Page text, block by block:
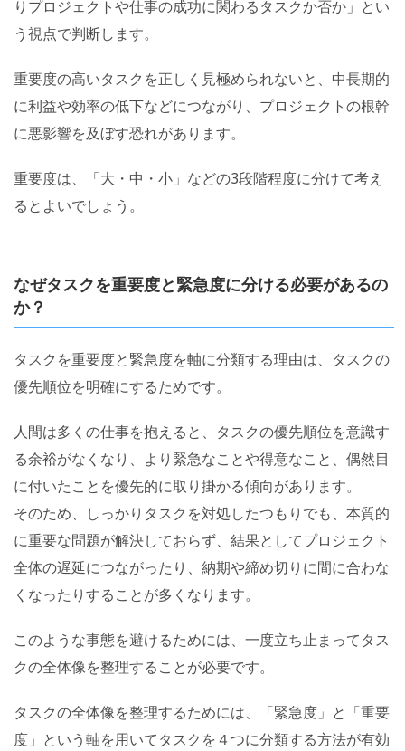
りプロジェクトや仕事の成功に関わるタスクか否か」とい
う視点で判断します。
重要度の高いタスクを正しく見極められないと、中長期的
に利益や効率の低下などにつながり、プロジェクトの根幹
に悪影響を及ぼす恐れがあります。
重要度は、「大・中・小」などの3段階程度に分けて考え
るとよいでしょう。
なぜタスクを重要度と緊急度に分ける必要があるの
か？
タスクを重要度と緊急度を軸に分類する理由は、タスクの
優先順位を明確にするためです。
人間は多くの仕事を抱えると、タスクの優先順位を意識す
る余裕がなくなり、より緊急なことや得意なこと、偶然目
に付いたことを優先的に取り掛かる傾向があります。
そのため、しっかりタスクを対処したつもりでも、本質的
に重要な問題が解決しておらず、結果としてプロジェクト
全体の遅延につながったり、納期や締め切りに間に合わな
くなったりすることが多くなります。
このような事態を避けるためには、一度立ち止まってタス
クの全体像を整理することが必要です。
タスクの全体像を整理するためには、「緊急度」と「重要
度」という軸を用いてタスクを４つに分類する方法が有効